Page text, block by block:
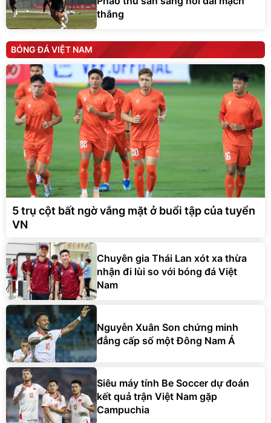
thắng
BÓNG ĐÁ VIỆT NAM
5 trụ cột bất ngờ vắng mặt ở buổi tập của tuyển
VN
Chuyên gia Thái Lan xót xa thừa
nhận đi lùi so với bóng đá Việt
Nam
Nguyễn Xuân Son chứng minh
đẳng cấp số một Đông Nam Á
Siêu máy tính Be Soccer dự đoán
kết quả trận Việt Nam gặp
Campuchia